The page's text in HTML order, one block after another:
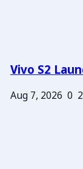
Vivo S2
Aug 7, 2026 0 2